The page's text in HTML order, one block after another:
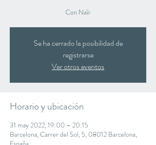
Con Naïr
Se ha cerrado la posibilidad de
registrarse
Ver otros eventos
Horario y ubicación
31 may 2022, 19:00 – 20:15
Barcelona, Carrer del Sol, 5, 08012 Barcelona,